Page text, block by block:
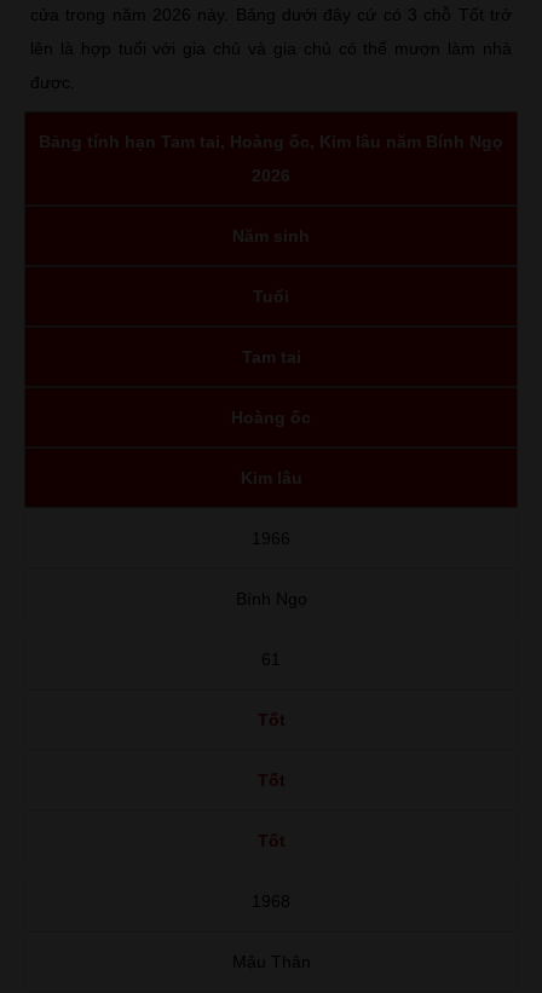
cửa trong năm 2026 này. Bảng dưới đây cứ có 3 chỗ Tốt trở
lên là hợp tuổi với gia chủ và gia chủ có thể mượn làm nhà
được.
Bảng tính hạn Tam tai, Hoàng ốc, Kim lâu năm Bính Ngọ
2026
Năm sinh
Tuổi
Tam tai
Hoàng ốc
Kim lâu
1966
Bính Ngọ
61
Tốt
Tốt
Tốt
1968
Mậu Thân